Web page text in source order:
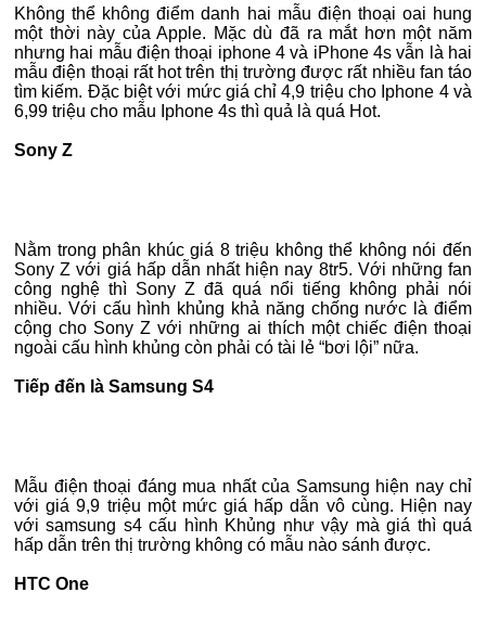
Không thể không điểm danh hai mẫu điện thoại oai hung
một thời này của Apple. Mặc dù đã ra mắt hơn một năm
nhưng hai mẫu điện thoại iphone 4 và iPhone 4s vẫn là hai
mẫu điện thoại rất hot trên thị trường được rất nhiều fan táo
tìm kiếm. Đặc biệt với mức giá chỉ 4,9 triệu cho Iphone 4 và
6,99 triệu cho mẫu Iphone 4s thì quả là quá Hot.
Sony Z
Nằm trong phân khúc giá 8 triệu không thể không nói đến
Sony Z với giá hấp dẫn nhất hiện nay 8tr5. Với những fan
công nghệ thì Sony Z đã quá nổi tiếng không phải nói
nhiều. Với cấu hình khủng khả năng chống nước là điểm
cộng cho Sony Z với những ai thích một chiếc điện thoại
ngoài cấu hình khủng còn phải có tài lẻ “bơi lội” nữa.
Tiếp đến là Samsung S4
Mẫu điện thoại đáng mua nhất của Samsung hiện nay chỉ
với giá 9,9 triệu một mức giá hấp dẫn vô cùng. Hiện nay
với samsung s4 cấu hình Khủng như vậy mà giá thì quá
hấp dẫn trên thị trường không có mẫu nào sánh được.
HTC One